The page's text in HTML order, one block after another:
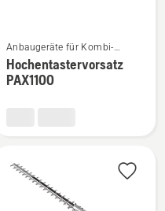
Details
zu
Hochentastervorsatz
Anbaugeräte für Kombi-
Trimmer und -Motorsensen
Hochentastervorsatz
PAX1100